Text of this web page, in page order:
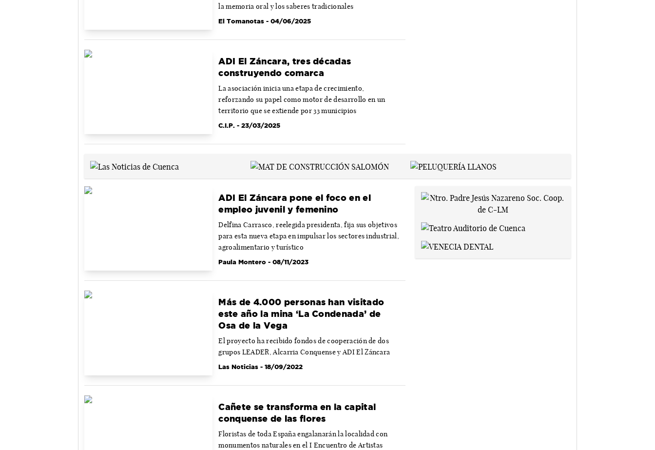
la memoria oral y los saberes tradicionales
El Tomanotas - 04/06/2025
ADI El Záncara, tres décadas
construyendo comarca
La asociación inicia una etapa de crecimiento,
reforzando su papel como motor de desarrollo en un
territorio que se extiende por 33 municipios
C.I.P. - 23/03/2025
ADI El Záncara pone el foco en el
empleo juvenil y femenino
Delfina Carrasco, reelegida presidenta, fija sus objetivos
para esta nueva etapa en impulsar los sectores industrial,
agroalimentario y turístico
Paula Montero - 08/11/2023
Más de 4.000 personas han visitado
este año la mina ‘La Condenada’ de
Osa de la Vega
El proyecto ha recibido fondos de cooperación de dos
grupos LEADER, Alcarria Conquense y ADI El Záncara
Las Noticias - 18/09/2022
Cañete se transforma en la capital
conquense de las flores
Floristas de toda España engalanarán la localidad con
monumentos naturales en el I Encuentro de Artistas